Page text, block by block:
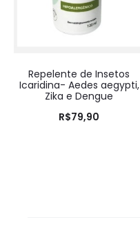
Repelente de Insetos
Icaridina- Aedes aegypti,
Zika e Dengue
R$79,90